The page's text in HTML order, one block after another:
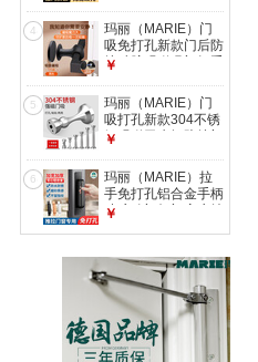
整套 【黑色A款】
125锁体-舌距60 通
用型
4
玛丽（MARIE）门
吸免打孔新款门后防
撞硅胶强磁吸门把手
挡器 【磁吸短款】
黑色高5.8cm1只 其
他
￥
5
玛丽（MARIE）门
吸打孔新款304不锈
钢强磁卫生间防撞门
加长 总长9.8厘米
【201不锈钢】 磁力
更强
￥
6
玛丽（MARIE）拉
手免打孔铝合金手柄
玻璃移门柜门窗户抽
合金黑-200*40 1只
无规格
￥